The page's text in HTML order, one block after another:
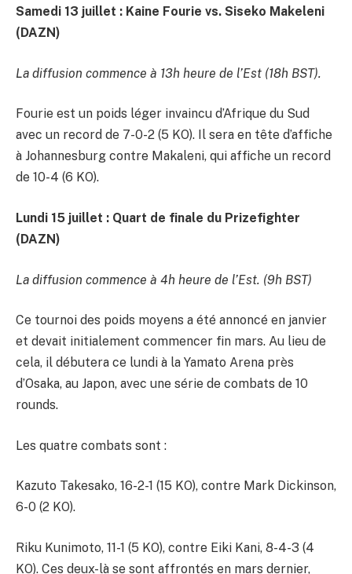
Samedi 13 juillet : Kaine Fourie vs. Siseko Makeleni
(DAZN)
La diffusion commence à 13h heure de l’Est (18h BST).
Fourie est un poids léger invaincu d’Afrique du Sud
avec un record de 7-0-2 (5 KO). Il sera en tête d’affiche
à Johannesburg contre Makaleni, qui affiche un record
de 10-4 (6 KO).
Lundi 15 juillet : Quart de finale du Prizefighter
(DAZN)
La diffusion commence à 4h heure de l’Est. (9h BST)
Ce tournoi des poids moyens a été annoncé en janvier
et devait initialement commencer fin mars. Au lieu de
cela, il débutera ce lundi à la Yamato Arena près
d’Osaka, au Japon, avec une série de combats de 10
rounds.
Les quatre combats sont :
Kazuto Takesako, 16-2-1 (15 KO), contre Mark Dickinson,
6-0 (2 KO).
Riku Kunimoto, 11-1 (5 KO), contre Eiki Kani, 8-4-3 (4
KO). Ces deux-là se sont affrontés en mars dernier,